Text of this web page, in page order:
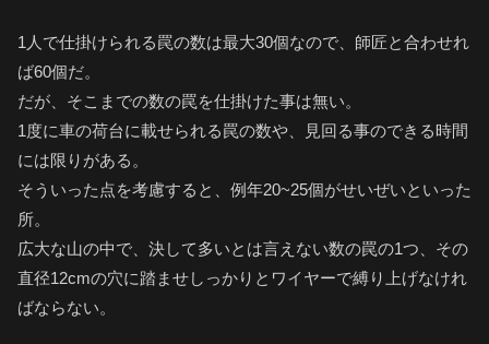
1人で仕掛けられる罠の数は最大30個なので、師匠と合わせれ
ば60個だ。
だが、そこまでの数の罠を仕掛けた事は無い。
1度に車の荷台に載せられる罠の数や、見回る事のできる時間
には限りがある。
そういった点を考慮すると、例年20~25個がせいぜいといった
所。
広大な山の中で、決して多いとは言えない数の罠の1つ、その
直径12cmの穴に踏ませしっかりとワイヤーで縛り上げなけれ
ばならない。